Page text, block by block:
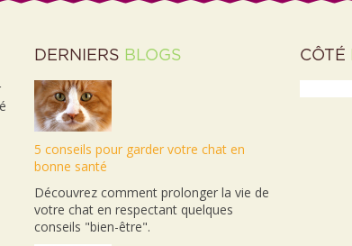
DERNIERS BLOGS
5 conseils pour garder votre chat en
bonne santé
Découvrez comment prolonger la vie de
votre chat en respectant quelques
conseils "bien-être".
CÔTÉ